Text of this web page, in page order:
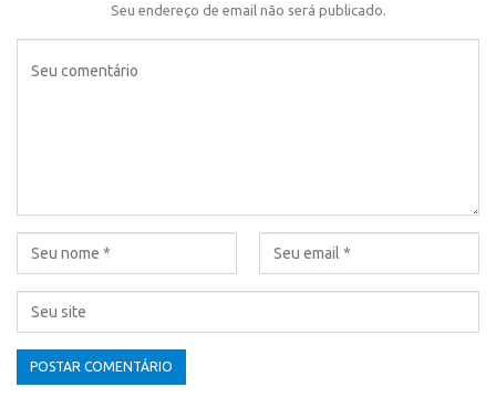
Seu endereço de email não será publicado.